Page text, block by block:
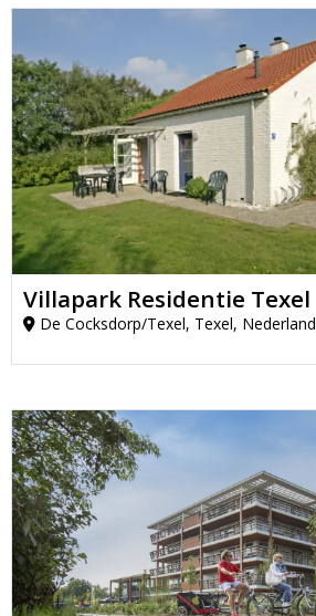
Villapark Residentie Texel
De Cocksdorp/Texel, Texel, Nederland